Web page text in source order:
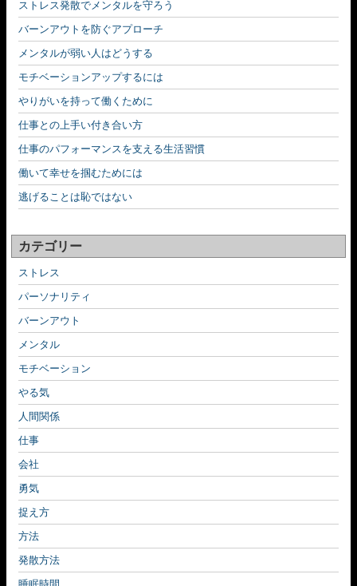
ストレス発散でメンタルを守ろう
バーンアウトを防ぐアプローチ
メンタルが弱い人はどうする
モチベーションアップするには
やりがいを持って働くために
仕事との上手い付き合い方
仕事のパフォーマンスを支える生活習慣
働いて幸せを掴むためには
逃げることは恥ではない
カテゴリー
ストレス
パーソナリティ
バーンアウト
メンタル
モチベーション
やる気
人間関係
仕事
会社
勇気
捉え方
方法
発散方法